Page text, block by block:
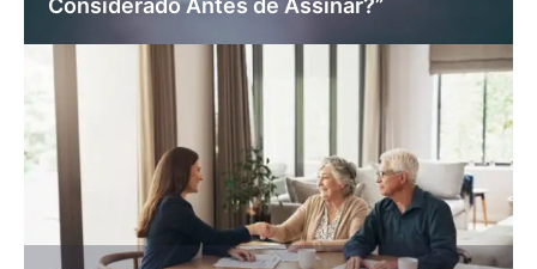
Considerado Antes de Assinar?”